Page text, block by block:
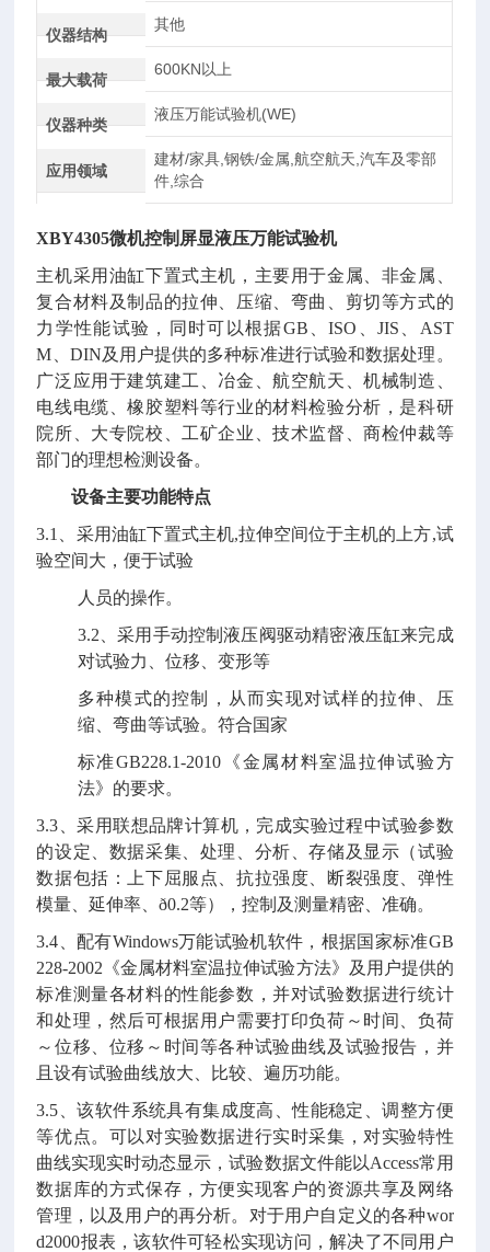
仪器结构
其他
最大载荷
600KN以上
仪器种类
液压万能试验机(WE)
应用领域
建材/家具,钢铁/金属,航空航天,汽车及零部
件,综合
XBY4305微机控制屏显液压万能试验机
主机采用油缸下置式主机，主要用于金属、非金属、
复合材料及制品的拉伸、压缩、弯曲、剪切等方式的
力学性能试验，同时可以根据GB、ISO、JIS、AST
M、DIN及用户提供的多种标准进行试验和数据处理。
广泛应用于建筑建工、冶金、航空航天、机械制造、
电线电缆、橡胶塑料等行业的材料检验分析，是科研
院所、大专院校、工矿企业、技术监督、商检仲裁等
部门的理想检测设备。
设备主要功能特点
3.1、采用油缸下置式主机,拉伸空间位于主机的上方,试
验空间大，便于试验
人员的操作。
3.2、采用手动控制液压阀驱动精密液压缸来完成
对试验力、位移、变形等
多种模式的控制，从而实现对试样的拉伸、压
缩、弯曲等试验。符合国家
标准GB228.1-2010《金属材料室温拉伸试验方
法》的要求。
3.3、采用联想品牌计算机，完成实验过程中试验参数
的设定、数据采集、处理、分析、存储及显示（试验
数据包括：上下屈服点、抗拉强度、断裂强度、弹性
模量、延伸率、ð0.2等），控制及测量精密、准确。
3.4、配有Windows万能试验机软件，根据国家标准GB
228-2002《金属材料室温拉伸试验方法》及用户提供的
标准测量各材料的性能参数，并对试验数据进行统计
和处理，然后可根据用户需要打印负荷～时间、负荷
～位移、位移～时间等各种试验曲线及试验报告，并
且设有试验曲线放大、比较、遍历功能。
3.5、该软件系统具有集成度高、性能稳定、调整方便
等优点。可以对实验数据进行实时采集，对实验特性
曲线实现实时动态显示，试验数据文件能以Access常用
数据库的方式保存，方便实现客户的资源共享及网络
管理，以及用户的再分析。对于用户自定义的各种wor
d2000报表，该软件可轻松实现访问，解决了不同用户